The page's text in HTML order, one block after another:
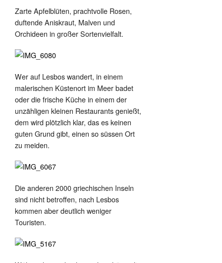
Zarte Apfelblüten, prachtvolle Rosen,
duftende Aniskraut, Malven und
Orchideen in großer Sortenvielfalt.
Wer auf Lesbos wandert, in einem
malerischen Küstenort im Meer badet
oder die frische Küche in einem der
unzähligen kleinen Restaurants genießt,
dem wird plötzlich klar, das es keinen
guten Grund gibt, einen so süssen Ort
zu meiden.
Die anderen 2000 griechischen Inseln
sind nicht betroffen, nach Lesbos
kommen aber deutlich weniger
Touristen.